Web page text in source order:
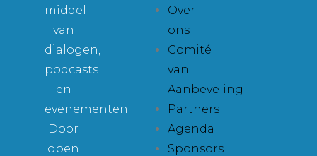
middel
van
dialogen,
podcasts
en
evenementen.
Door
open
Over
ons
Comité
van
Aanbeveling
Partners
Agenda
Sponsors